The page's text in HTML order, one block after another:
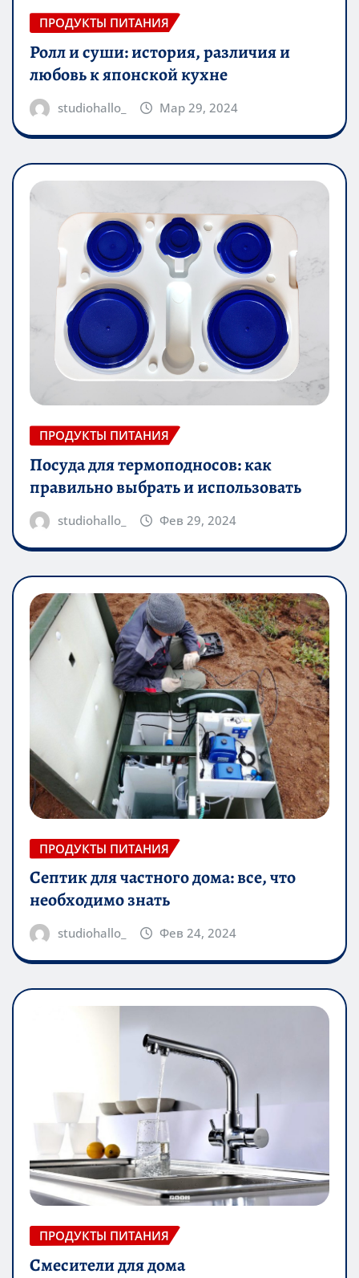
ПРОДУКТЫ ПИТАНИЯ
Ролл и суши: история, различия и
любовь к японской кухне
studiohallo_ Мар 29, 2024
ПРОДУКТЫ ПИТАНИЯ
Посуда для термоподносов: как
правильно выбрать и использовать
studiohallo_ Фев 29, 2024
ПРОДУКТЫ ПИТАНИЯ
Септик для частного дома: все, что
необходимо знать
studiohallo_ Фев 24, 2024
ПРОДУКТЫ ПИТАНИЯ
Смесители для дома